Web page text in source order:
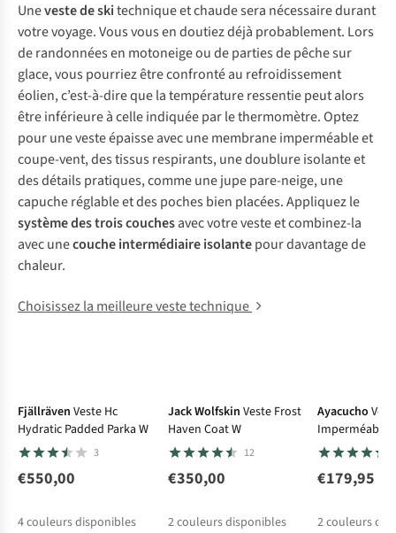
Uneveste de skitechnique et chaude sera nécessaire durant
votre voyage. Vous vous en doutiez déjà probablement. Lors
de randonnées en motoneige ou de parties de pêche sur
glace, vous pourriez être confronté au refroidissement
éolien, c’est-à-dire que la température ressentie peut alors
être inférieure à celle indiquée par le thermomètre. Optez
pour une veste épaisse avec une membrane imperméable et
coupe-vent, des tissus respirants, une doublure isolante et
des détails pratiques, comme une jupe pare-neige, une
capuche réglable et des poches bien placées. Appliquez le
système des trois couchesavec votre veste et combinez-la
avec unecouche intermédiaire isolantepour davantage de
chaleur.
Choisissez la meilleure veste technique
Fjällräven Veste Hc
Hydratic Padded Parka W
3
€550,00
4couleurs disponibles
Jack Wolfskin Veste Frost
Haven Coat W
12
€350,00
2couleurs disponibles
Ayacucho
Imperméable
Winter Parka W
€179,95
2couleurs